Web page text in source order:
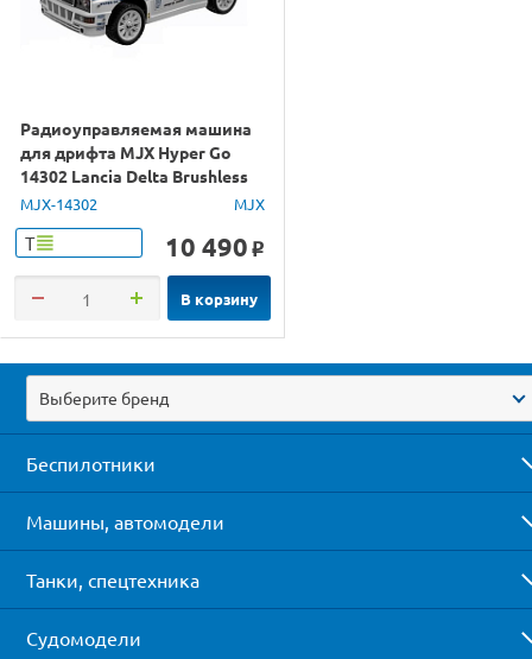
Радиоуправляемая машина
для дрифта MJX Hyper Go
14302 Lancia Delta Brushless
4WD 2.4G LED 1/14 RTR
MJX-14302 MJX
Т 10 490 o
В корзину
Выберите бренд
Беспилотники
Машины, автомодели
Танки, спецтехника
Судомодели